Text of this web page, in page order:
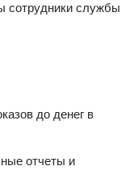
сотрудники службы
до денег в
отчеты и